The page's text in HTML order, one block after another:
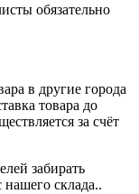
обязательно
в другие города
товара до
за счёт
забирать
нашего склада..